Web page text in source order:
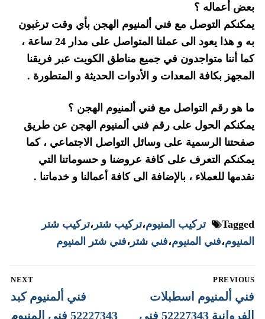
بعض أعماله ؟
يمكنكم التوصل مع فني ألمنيوم الهجن بأي وقت ترغبون
به و هذا يعود الى عملنا المتواصل على مدار 24 ساعة ،
كما أننا متواجدون في جميع مناطق الكويت عبر فريقنا
المجهز بكافة المعدات و الأدوات الحديثة و المتطورة .
ما هو رقم التواصل مع فني ألمنيوم الهجن ؟
يمكنكم الحول على رقم فني ألمنيوم الهجن عن طريق
صفحتنا الرسمية على وسائل التواصل الاجتماعي ، كما
يمكنكم التعرف على كافة عروضنا و حسوماتنا التي
نقدمها للعملاء ، بالإضافة الى كافة أعمالنا و خدماتنا .
Tagged تركيب المنيوم،تركيب شتر ،تركيب شتر
المنيوم،فني المنيوم،فني شتر ،فني شتر المنيوم
تصفّح
المقالات
PREVIOUS
Previous
post:
فني ألمنيوم اسطبلات
الفروانية 52227343 فني
NEXT
Next
post:
فني ألمنيوم كبد
52227343 فني المنيوم